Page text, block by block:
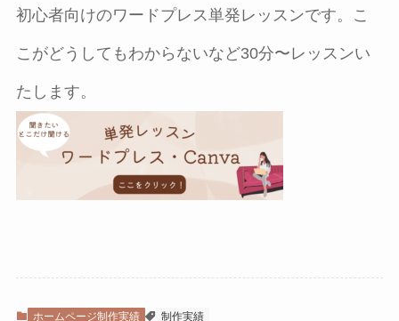
初心者向けのワードプレス単発レッスンです。こ
こがどうしてもわからないなど30分〜レッスンい
たします。
ホームページ制作実績 制作実績